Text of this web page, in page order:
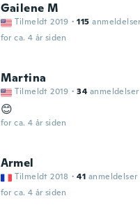
Gailene M
Tilmeldt 2019 · 115
for ca. 4 år siden
Martina
Tilmeldt 2019 · 34 anmeldelser
😊
for ca. 4 år siden
Armel
Tilmeldt 2018 · 41 anmeldelser
for ca. 4 år siden